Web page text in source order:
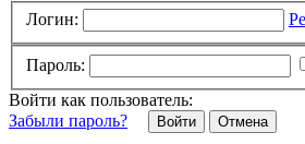
Логин:
Пароль:
Войти как пользователь:
Забыли пароль?
Отмена